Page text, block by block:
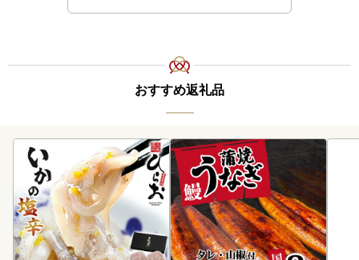
おすすめ返礼品